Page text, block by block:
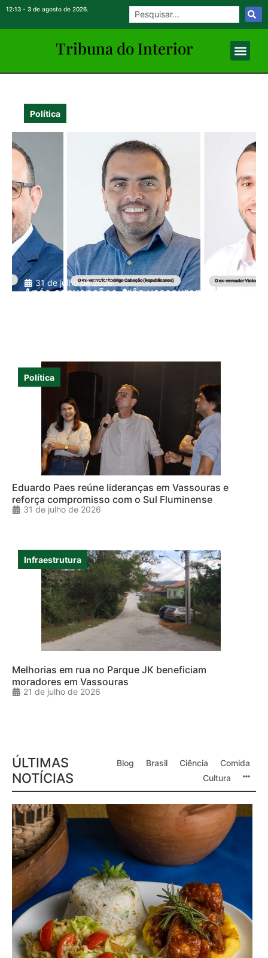
12:13 - 3 de agosto de 2026.
Tribuna do Interior
Política
31 de julho de 2026
Após convenções, três vassourenses vão
Política
Eduardo Paes reúne lideranças em Vassouras e
reforça compromisso com o Sul Fluminense
31 de julho de 2026
Infraestrutura
Melhorias em rua no Parque JK beneficiam
moradores em Vassouras
21 de julho de 2026
ÚLTIMAS
NOTÍCIAS
Blog Brasil Ciência
Comida
Cultura